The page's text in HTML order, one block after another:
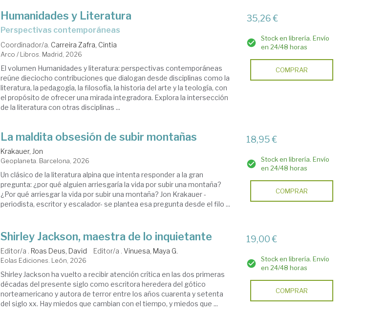
Humanidades y Literatura
perspectivas contemporáneas
Coordinador/a. Carreira Zafra, Cintia
Arco / Libros. Madrid, 2026
El volumen Humanidades y literatura: perspectivas contemporáneas
reúne dieciocho contribuciones que dialogan desde disciplinas como la
literatura, la pedagogía, la filosofía, la historia del arte y la teología, con
el propósito de ofrecer una mirada integradora. Explora la intersección
de la literatura con otras disciplinas ...
35,26 €
Stock en librería. Envío
en 24/48 horas
COMPRAR
La maldita obsesión de subir montañas
Krakauer, Jon
Geoplaneta. Barcelona, 2026
Un clásico de la literatura alpina que intenta responder a la gran
pregunta: ¿por qué alguien arriesgaría la vida por subir una montaña?
¿Por qué arriesgar la vida por subir una montaña? Jon Krakauer -
periodista, escritor y escalador- se plantea esa pregunta desde el filo ...
18,95 €
Stock en librería. Envío
en 24/48 horas
COMPRAR
Shirley Jackson, maestra de lo inquietante
Editor/a . Roas Deus, David Editor/a .Vinuesa, Maya G.
Eolas Ediciones. León, 2026
Shirley Jackson ha vuelto a recibir atención crítica en las dos primeras
décadas del presente siglo como escritora heredera del gótico
norteamericano y autora de terror entre los años cuarenta y setenta
del siglo xx. Hay miedos que cambian con el tiempo, y miedos que ...
19,00 €
Stock en librería. Envío
en 24/48 horas
COMPRAR